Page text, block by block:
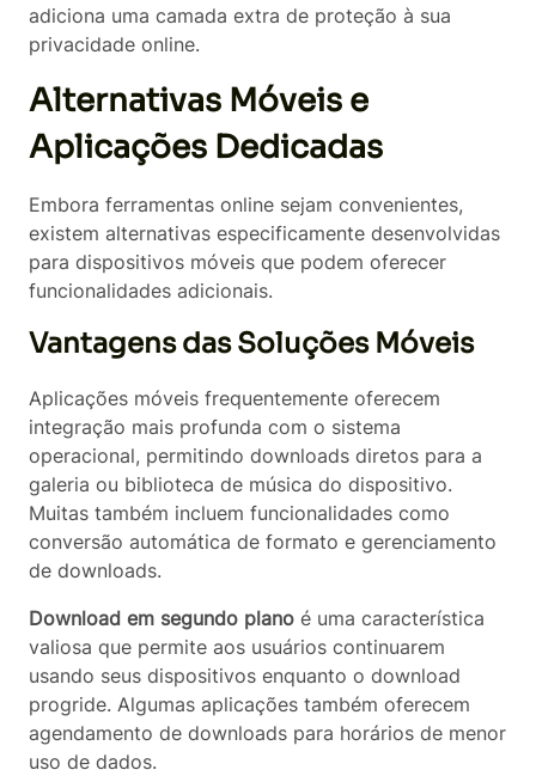
adiciona uma camada extra de proteção à sua
privacidade online.
Alternativas Móveis e
Aplicações Dedicadas
Embora ferramentas online sejam convenientes,
existem alternativas especificamente desenvolvidas
para dispositivos móveis que podem oferecer
funcionalidades adicionais.
Vantagens das Soluções Móveis
Aplicações móveis frequentemente oferecem
integração mais profunda com o sistema
operacional, permitindo downloads diretos para a
galeria ou biblioteca de música do dispositivo.
Muitas também incluem funcionalidades como
conversão automática de formato e gerenciamento
de downloads.
Download em segundo plano é uma característica
valiosa que permite aos usuários continuarem
usando seus dispositivos enquanto o download
progride. Algumas aplicações também oferecem
agendamento de downloads para horários de menor
uso de dados.